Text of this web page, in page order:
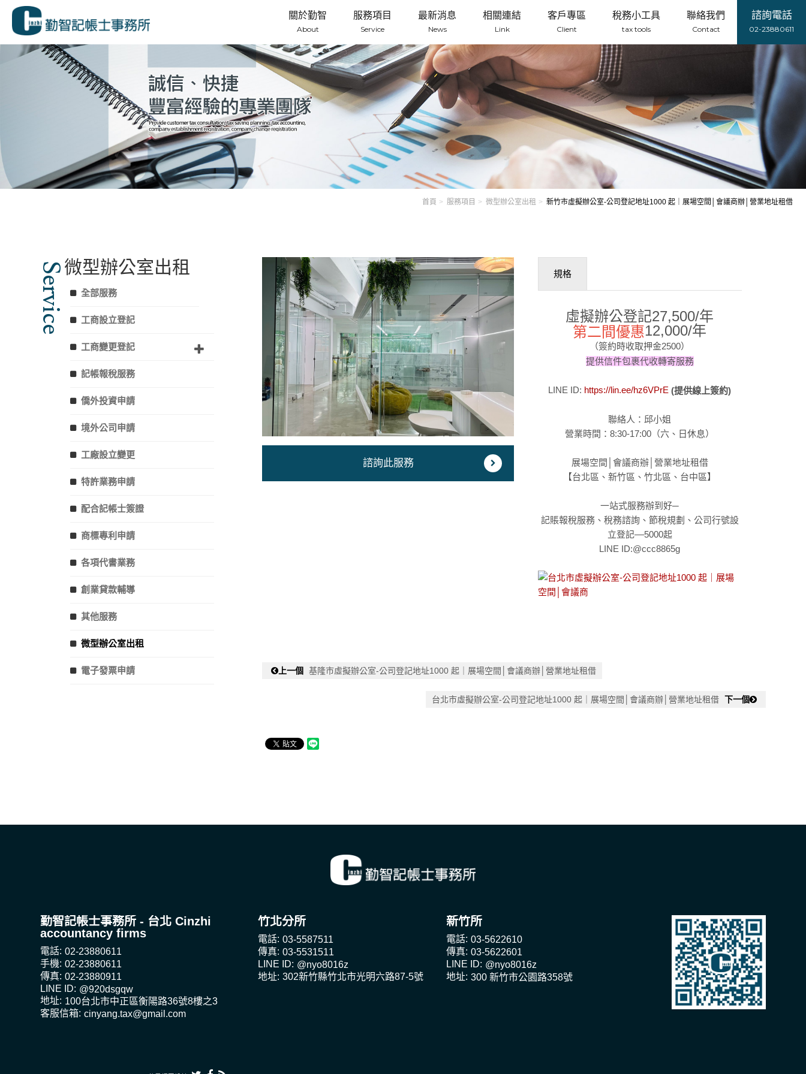
諮詢電話
02-23880611
關於勤智
About
服務項目
Service
最新消息
News
相關連結
Link
客戶專區
Client
稅務小工具
tax tools
聯絡我們
Contact
首頁 服務項目 微型辦公室出租 新竹市虛擬辦公室-公司登記地址1000 起｜展場空間│會議商辦│營業地址租借
諮詢此服務
規格
虛擬辦公登記27,500/年
第二間優惠12,000/年
（簽約時收取押金2500）
提供信件包裹代收轉寄服務
LINE ID: https://lin.ee/hz6VPrE (提供線上簽約)
聯絡人：邱小姐
營業時間：8:30-17:00（六、日休息）
展場空間│會議商辦│營業地址租借
【台北區、新竹區、竹北區、台中區】
一站式服務辦到好─
記賬報稅服務、稅務諮詢、節稅規劃、公司行號設
立登記––5000起
LINE ID:@ccc8865g
上一個 基隆市虛擬辦公室-公司登記地址1000 起｜展場空間│會議商辦│營業地址租借
台北市虛擬辦公室-公司登記地址1000 起｜展場空間│會議商辦│營業地址租借 下一個
微型辦公室出租
Service 全部服務
工商設立登記
工商變更登記
記帳報稅服務
僑外投資申請
境外公司申請
工廠設立變更
特許業務申請
配合記帳士簽證
商標專利申請
各項代書業務
創業貸款輔導
其他服務
微型辦公室出租
電子發票申請
勤智記帳士事務所 - 台北 Cinzhi
accountancy firms
電話: 02-23880611
手機: 02-23880611
傳真: 02-23880911
LINE ID: @920dsgqw
地址: 100台北市中正區衡陽路36號8樓之3
客服信箱: cinyang.tax@gmail.com
竹北分所
電話: 03-5587511
傳真: 03-5531511
LINE ID: @nyo8016z
地址: 302新竹縣竹北市光明六路87-5號
新竹所
電話: 03-5622610
傳真: 03-5622601
LINE ID: @nyo8016z
地址: 300 新竹市公園路358號